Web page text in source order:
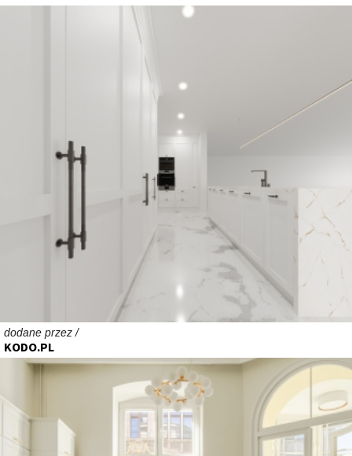
dodane przez /
KODO.PL